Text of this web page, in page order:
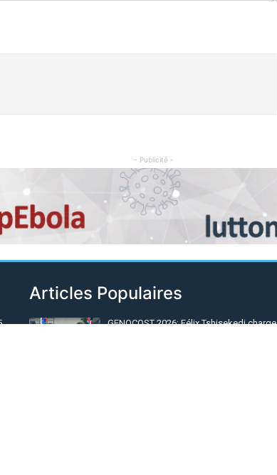
- Publicité -
Articles Populaires
GENOCOST 2026: Félix Tshisekedi charge